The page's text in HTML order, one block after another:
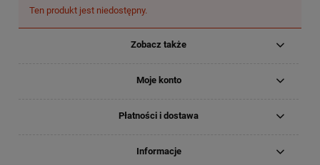
Ten produkt jest niedostępny.
Zobacz także
Moje konto
Płatności i dostawa
Informacje